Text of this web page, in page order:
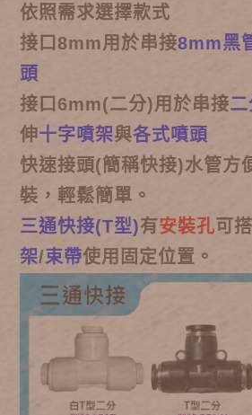
依照需求選擇款式
接口8mm用於串接8mm黑
頭
接口6mm(二分)用於串接
伸十字噴架與各式噴頭
快速接頭(簡稱快接)水管方
裝，輕鬆簡單。
三通快接(T型)有安裝孔可
架/束帶使用固定位置。